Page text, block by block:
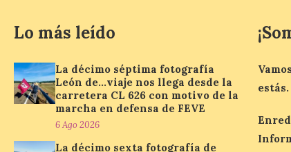
Lo más leído
La décimo séptima fotografía
León de…viaje nos llega desde la
carretera CL 626 con motivo de la
marcha en defensa de FEVE
6 Ago 2026
La décimo sexta fotografía de
estás.